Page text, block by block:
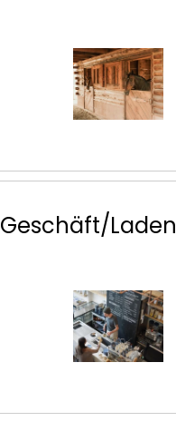
Geschäft/Laden